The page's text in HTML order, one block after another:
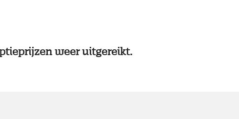
weer uitgereikt.